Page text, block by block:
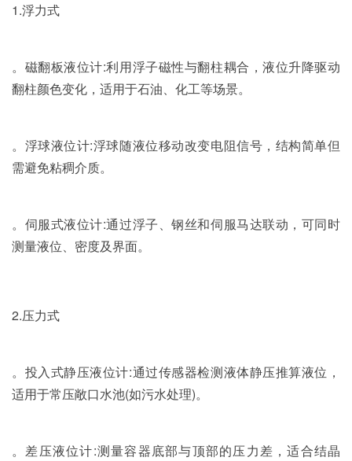
1.浮力式
。磁翻板液位计:利用浮子磁性与翻柱耦合，液位升降驱动
翻柱颜色变化，适用于石油、化工等场景。
。浮球液位计:浮球随液位移动改变电阻信号，结构简单但
需避免粘稠介质。
。伺服式液位计:通过浮子、钢丝和伺服马达联动，可同时
测量液位、密度及界面。
2.压力式
。投入式静压液位计:通过传感器检测液体静压推算液位，
适用于常压敞口水池(如污水处理)。
。差压液位计:测量容器底部与顶部的压力差，适合结晶